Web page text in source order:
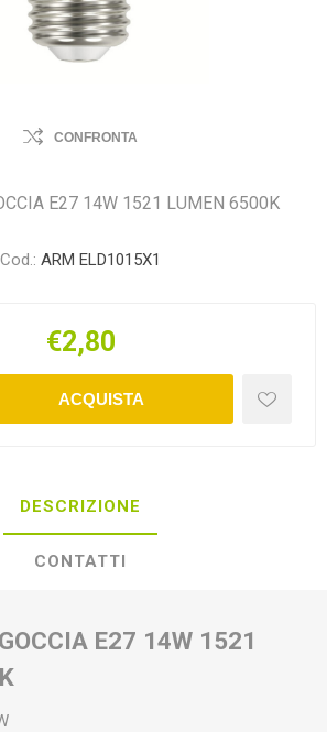
CONFRONTA
E27 14W 1521 LUMEN 6500K
Cod.: ARM ELD1015X1
€2,80
ACQUISTA
DESCRIZIONE
CONTATTI
E27 14W 1521